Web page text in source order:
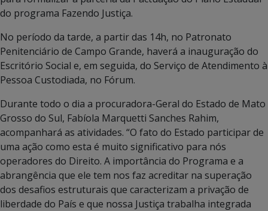
do programa Fazendo Justiça.
No período da tarde, a partir das 14h, no Patronato
Penitenciário de Campo Grande, haverá a inauguração do
Escritório Social e, em seguida, do Serviço de Atendimento à
Pessoa Custodiada, no Fórum.
Durante todo o dia a procuradora-Geral do Estado de Mato
Grosso do Sul, Fabíola Marquetti Sanches Rahim,
acompanhará as atividades. “O fato do Estado participar de
uma ação como esta é muito significativo para nós
operadores do Direito. A importância do Programa e a
abrangência que ele tem nos faz acreditar na superação
dos desafios estruturais que caracterizam a privação de
liberdade do País e que nossa Justiça trabalha integrada